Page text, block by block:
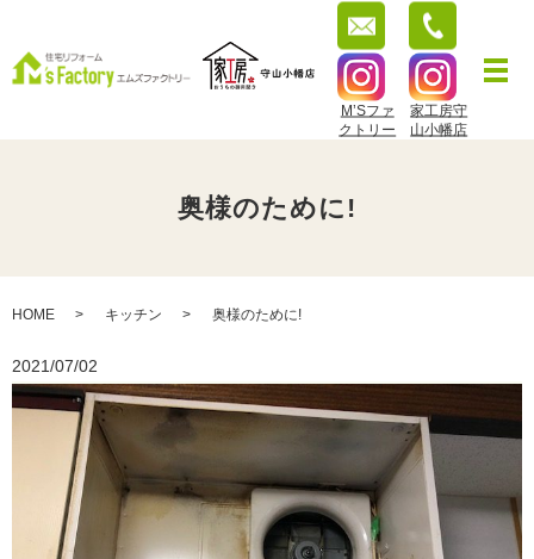
M’Sファ
クトリー
家工房守
山小幡店
奥様のために!
HOME キッチン 奥様のために!
2021/07/02